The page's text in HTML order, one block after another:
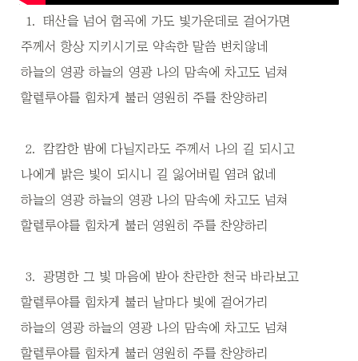
1
태산을 넘어 험곡에 가도 빛가운데로 걸어가면
주께서 항상 지키시기로 약속한 말씀 변치않네
하늘의 영광 하늘의 영광 나의 맘속에 차고도 넘쳐
할렐루야를 힘차게 불러 영원히 주를 찬양하리
2
캄캄한 밤에 다닐지라도 주께서 나의 길 되시고
나에게 밝은 빛이 되시니 길 잃어버릴 염려 없네
하늘의 영광 하늘의 영광 나의 맘속에 차고도 넘쳐
할렐루야를 힘차게 불러 영원히 주를 찬양하리
3
광명한 그 빛 마음에 받아 찬란한 천국 바라보고
할렐루야를 힘차게 불러 날마다 빛에 걸어가리
하늘의 영광 하늘의 영광 나의 맘속에 차고도 넘쳐
할렐루야를 힘차게 불러 영원히 주를 찬양하리